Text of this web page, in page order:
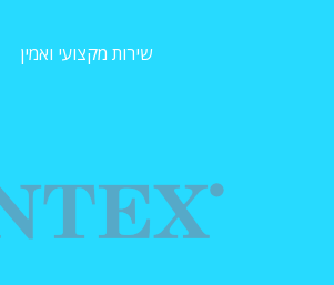
שירות מקצועי ואמין